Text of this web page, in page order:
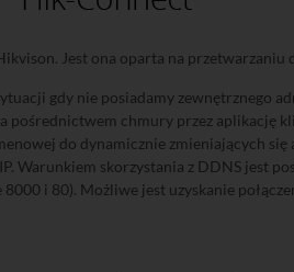
Jest ona oparta na
gdy nie posiadamy zewnętrznego
pośrednictwem chmury przez aplikację
do dynamicznie zmieniających
Warunkiem skorzystania z DDNS jest
i 80). Możliwe jest uzyskanie